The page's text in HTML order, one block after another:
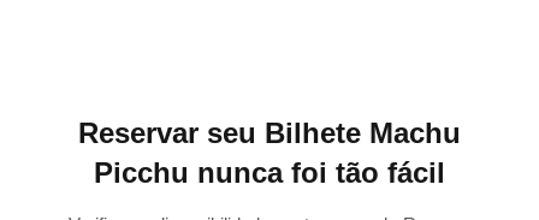
Reservar seu Bilhete Machu
Picchu nunca foi tão fácil